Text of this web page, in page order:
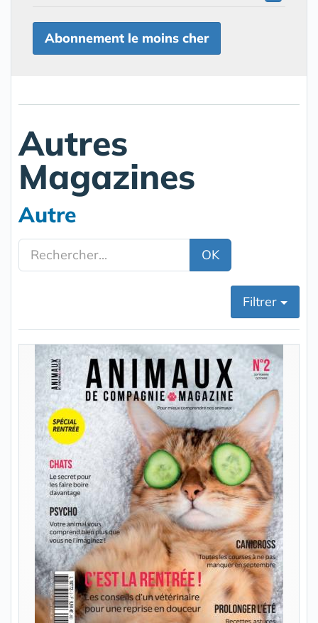
Abonnement le moins cher
Autres
Magazines
Autre
OK
Filtrer